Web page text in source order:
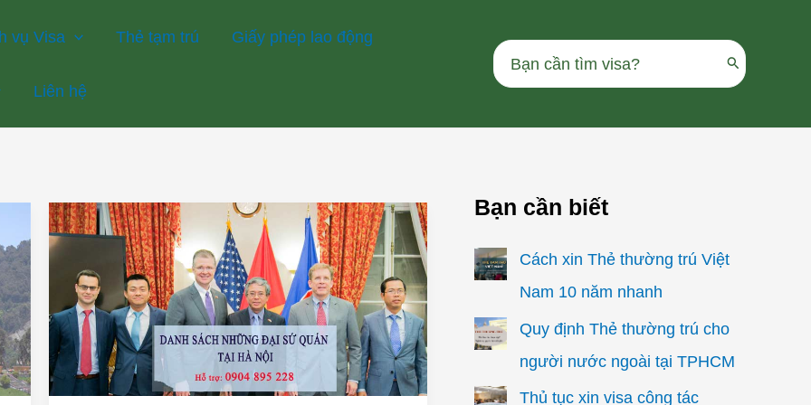
vụ Visa Thẻ tạm trú Giấy phép lao động
Liên hệ
Search
for:
Bạn cần biết
Cách xin Thẻ thường trú Việt
Nam 10 năm nhanh
Quy định Thẻ thường trú cho
người nước ngoài tại TPHCM
Thủ tục xin visa công tác